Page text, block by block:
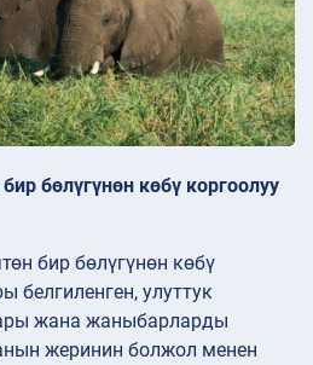
бөлүгүнөн көбү коргоолуу
бир бөлүгүнөн көбү
белгиленген, улуттук
жана жаныбарларды
жеринин болжол менен